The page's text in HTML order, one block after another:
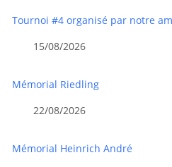
Tournoi #4 organisé par notre
15/08/2026
Mémorial Riedling
22/08/2026
Mémorial Heinrich André